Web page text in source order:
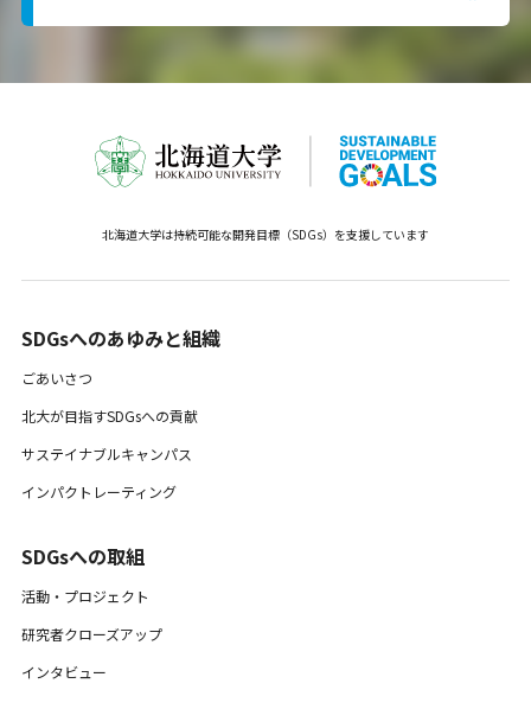
北海道大学は持続可能な開発目標（SDGs）を支援しています
SDGsへのあゆみと組織 ​
ごあいさつ
北大が目指すSDGsへの貢献
サステイナブルキャンパス
インパクトレーティング
SDGsへの取組
活動・プロジェクト
研究者クローズアップ
インタビュー